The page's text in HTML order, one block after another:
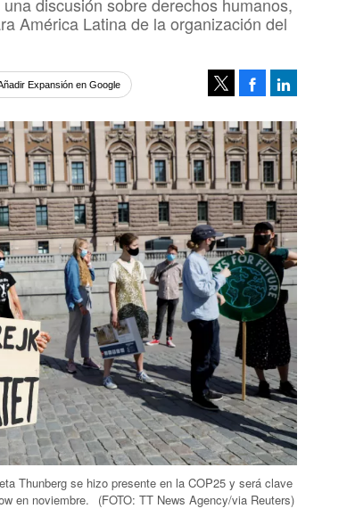
América Latina de la organización del
Expansión en Google Facebook
Thunberg se hizo presente en la COP25 y será clave
en noviembre.
(FOTO: TT News Agency/via Reuters)